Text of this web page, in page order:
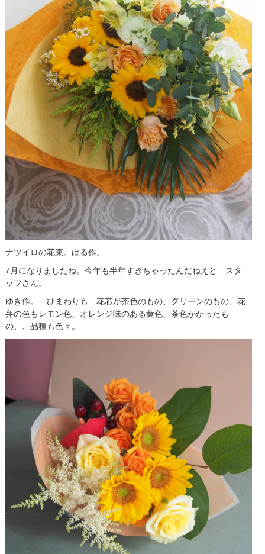
ナツイロの花束。はる作。
7月になりましたね。今年も半年すぎちゃったんだねえと スタ
ッフさん。
ゆき作。 ひまわりも 花芯が茶色のもの、グリーンのもの、花
弁の色もレモン色、オレンジ味のある黄色、茶色がかったも
の、、品種も色々。